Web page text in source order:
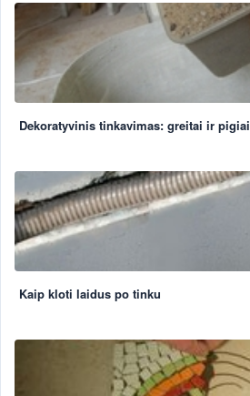
Dekoratyvinis tinkavimas: greitai ir pigiai
Kaip kloti laidus po tinku